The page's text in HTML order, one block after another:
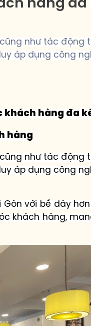
hàng
như tác động
áp dụng công
khách hàng đa
hàng
như tác động
áp dụng công
Gòn với bề dày
khách hàng,